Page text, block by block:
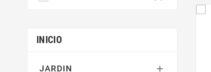
INICIO
JARDIN 